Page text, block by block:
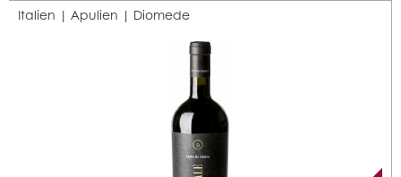
Italien | Apulien | Diomede